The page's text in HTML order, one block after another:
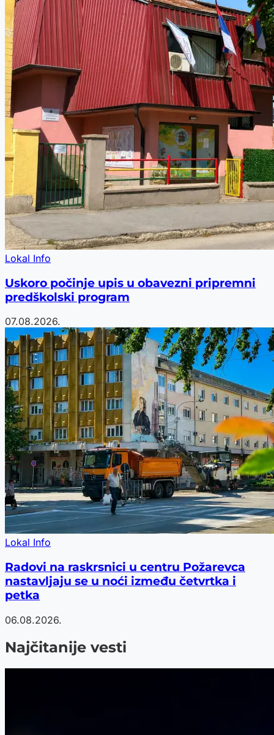
Lokal Info
Uskoro počinje upis u obavezni pripremni
predškolski program
07.08.2026.
Lokal Info
Radovi na raskrsnici u centru Požarevca
nastavljaju se u noći između četvrtka i
petka
06.08.2026.
Najčitanije vesti